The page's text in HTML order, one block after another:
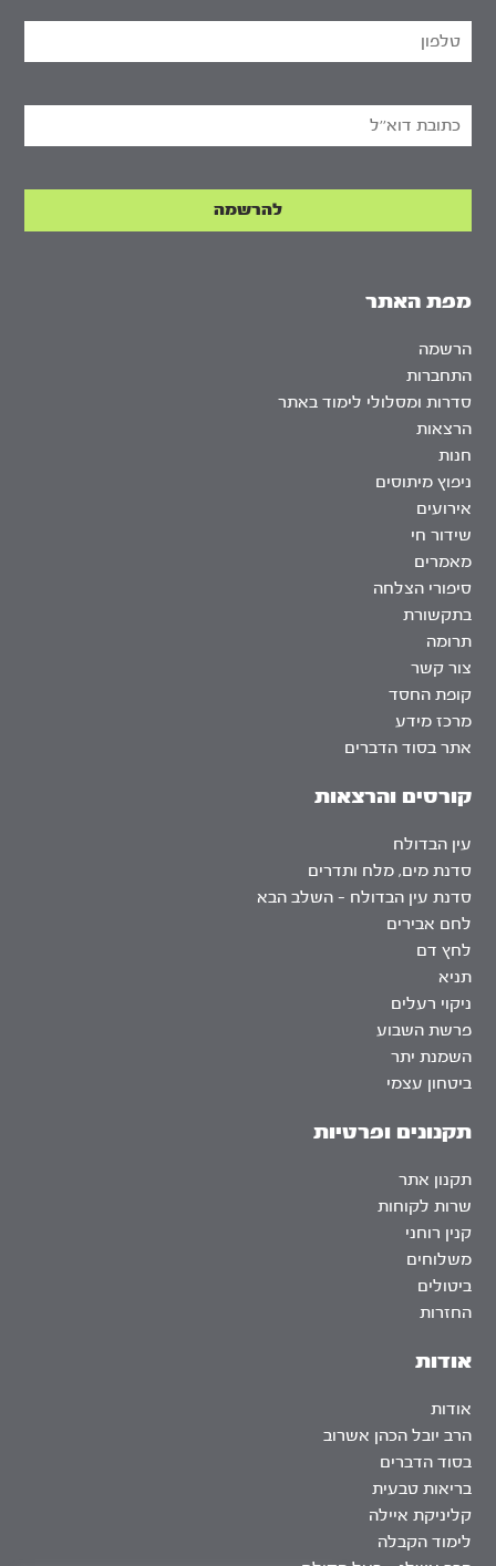
אודות
אודות
הרב יובל הכהן אשרוב
בסוד הדברים
בריאות טבעית
קליניקת איילה
לימוד הקבלה
מפת האתר
הרשמה
התחברות
סדרות ומסלולי לימוד באתר
הרצאות
חנות
ניפוץ מיתוסים
אירועים
שידור חי
מאמרים
סיפורי הצלחה
בתקשורת
תרומה
צור קשר
קופת החסד
מרכז מידע
אתר בסוד הדברים
קורסים והרצאות
עין הבדולח
סדנת מים, מלח ותדרים
סדנת עין הבדולח – השלב הבא
לחם אבירים
לחץ דם
תניא
ניקוי רעלים
פרשת השבוע
השמנת יתר
ביטחון עצמי
תקנונים ופרטיות
תקנון אתר
שרות לקוחות
קנין רוחני
משלוחים
ביטולים
החזרות